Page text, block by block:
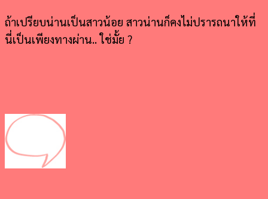
ถ้าเปรียบน่านเป็นสาวน้อย สาวน่านก็คงไม่ปรารถนาให้ที่
นี่เป็นเพียงทางผ่าน.. ใช่มั้ย ?